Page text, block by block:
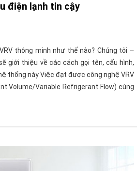
điện lạnh tin cậy
thông minh như thế nào? Chúng tôi –
giới thiệu về các cách gọi tên, cấu hình,
thống này Việc đạt được công nghệ VRV
Volume/Variable Refrigerant Flow) cùng